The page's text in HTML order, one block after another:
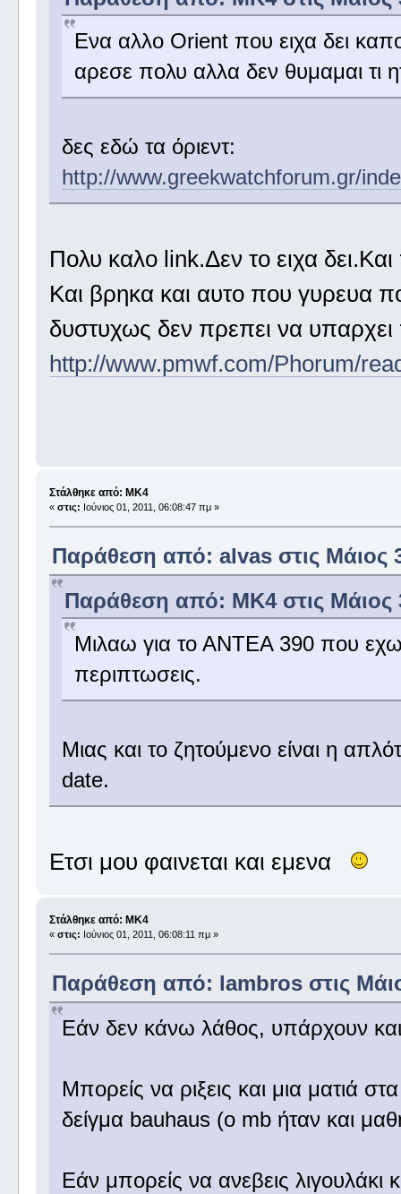
Ενα αλλο Οrient που ειχα δει
αρεσε πολυ αλλα δεν θυμαμαι τι
δες εδώ τα όριεντ:
http://www.greekwatchforum.gr/
Πολυ καλο link.Δεν το ειχα
Και βρηκα και αυτο που γυρευα
δυστυχως δεν πρεπει να υπαρχει
http://www.pmwf.com/Phorum/
Στάλθηκε από: MK4
« στις: Ιούνιος 01, 2011, 06:08:47 πμ »
Παράθεση από: alvas στις Μάιος
Παράθεση από: MK4 στις Μάιος
Μιλαω για το ΑΝΤΕΑ 390 που
περιπτωσεις.
Μιας και το ζητούμενο είναι η
date.
Ετσι μου φαινεται και εμενα
Στάλθηκε από: MK4
« στις: Ιούνιος 01, 2011, 06:08:11 πμ »
Παράθεση από: lambros στις
Εάν δεν κάνω λάθος, υπάρχουν
Μπορείς να ριξεις και μια ματιά
δείγμα bauhaus (ο mb ήταν και
Εάν μπορείς να ανεβεις λιγουλάκι